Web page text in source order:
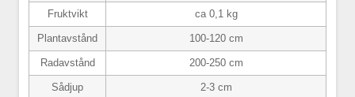
Fruktvikt ca 0,1 kg
Plantavstånd 100-120 cm
Radavstånd 200-250 cm
Sådjup 2-3 cm